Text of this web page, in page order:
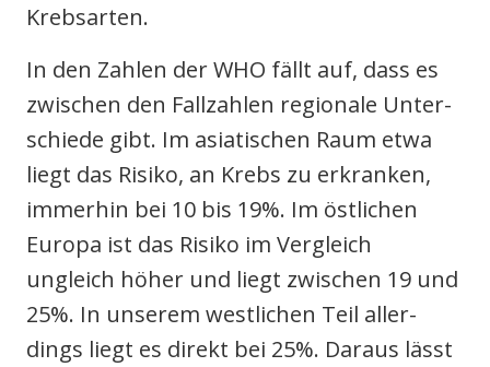
Krebs­ar­ten.
In den Zah­len der WHO fällt auf, dass es
zwi­schen den Fall­zah­len regio­na­le Unter­
schie­de gibt. Im asia­ti­schen Raum etwa
liegt das Risi­ko, an Krebs zu erkran­ken,
immer­hin bei 10 bis 19%. Im öst­li­chen
Euro­pa ist das Risi­ko im Ver­gleich
ungleich höher und liegt zwi­schen 19 und
25%. In unse­rem west­li­chen Teil aller­
dings liegt es direkt bei 25%. Dar­aus lässt